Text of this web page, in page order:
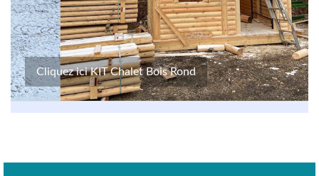
Cliquez ici KIT Chalet Bois Rond